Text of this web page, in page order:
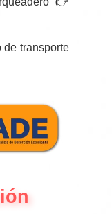
de transporte